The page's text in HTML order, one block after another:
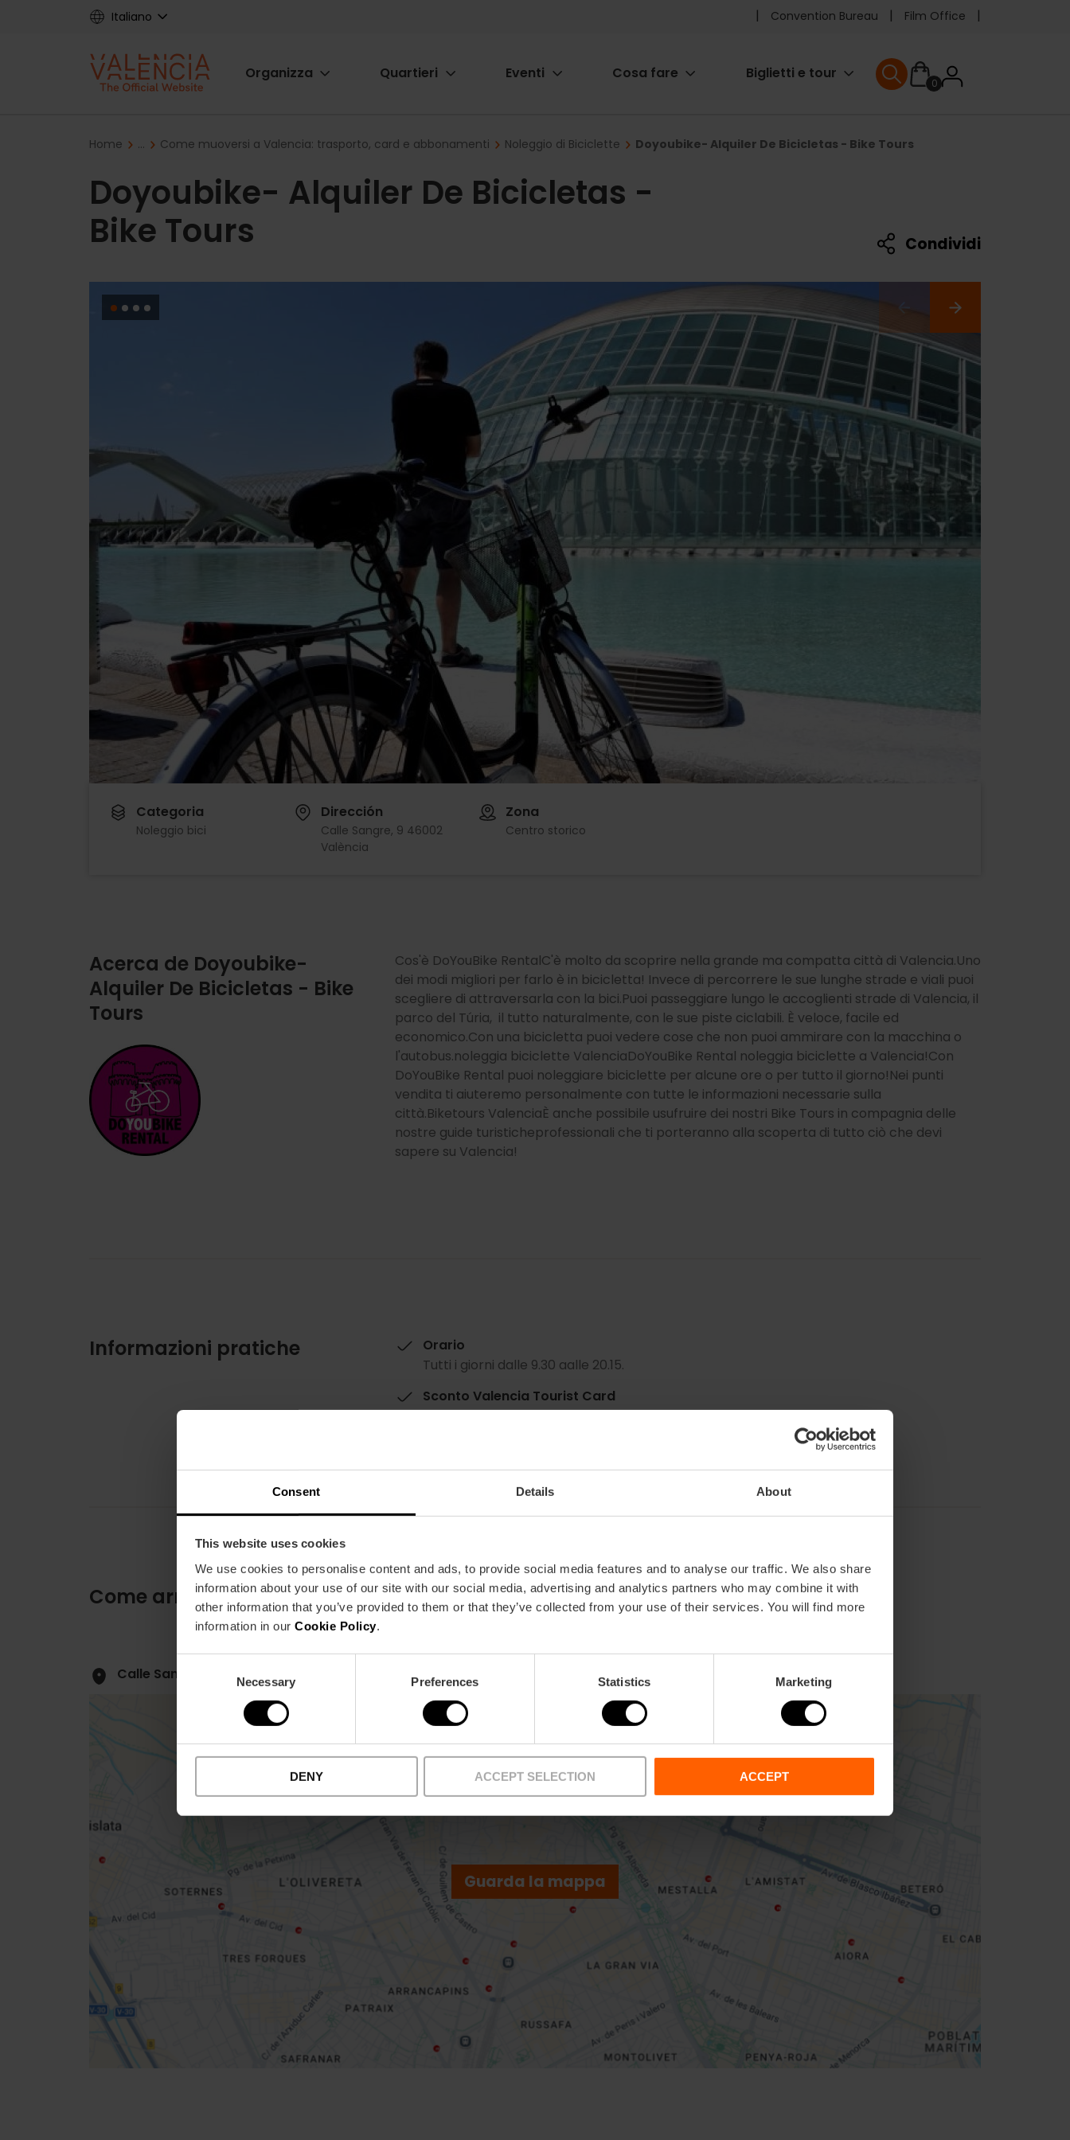
Consent Details About
This website uses cookies
We use cookies to personalise content and ads, to provide social media features and to analyse our traffic. We also share
information about your use of our site with our social media, advertising and analytics partners who may combine it with
other information that you’ve provided to them or that they’ve collected from your use of their services. You will find more
information in our Cookie Policy
Selection
Necessary Preferences Statistics Marketing
DENY ACCEPT SELECTION ACCEPT
Italiano
Pre
header
Convention Bureau Film Office
Main
Organizza Quartieri Eventi Cosa fare Biglietti e tour
0User
User menu
Breadcrumb
Home ... Come muoversi a Valencia: trasporto, card e abbonamenti Noleggio di Biciclette Doyoubike- Alquiler De Bicicletas - Bike Tours
Doyoubike- Alquiler De Bicicletas -
Bike Tours
Condividi
Categoria
Noleggio bici
Dirección
Calle Sangre, 9 46002
València
Zona
Centro storico
Acerca de Doyoubike-
Alquiler De Bicicletas - Bike
Tours
Imagen
Cos'è DoYouBike RentalC'è molto da scoprire nella grande ma compatta città di Valencia.Uno
dei modi migliori per farlo è in bicicletta! Invece di percorrere le sue lunghe strade e viali puoi
scegliere di attraversarla con la bici.Puoi passeggiare lungo le accoglienti strade di Valencia, il
parco del Túria, il tutto naturalmente, con le sue piste ciclabili. È veloce, facile ed
economico.Con una bicicletta puoi vedere cose che non puoi ammirare con la macchina o
l'autobus.noleggia biciclette ValenciaDoYouBike Rental noleggia biciclette a Valencia!Con
DoYouBike Rental puoi noleggiare biciclette per alcune ore o per tutto il giorno!Nei punti
vendita ti aiuteremo personalmente con tutte le informazioni necessarie sulla
città.Biketours ValenciaÈ anche possibile usufruire dei nostri Bike Tours in compagnia delle
nostre guide turisticheprofessionali che ti porteranno alla scoperta di tutto ciò che devi
sapere su Valencia!
Informazioni pratiche
Orario
Tutti i giorni dalle 9.30 aalle 20.15.
Sconto Valencia Tourist Card
-10%
Come arrivare Bus
6,8,9, 10, 11,32, 70,71, 81
Calle Sangre, 9 46002 València
Guarda la mappa
Indicazioni
sidebar